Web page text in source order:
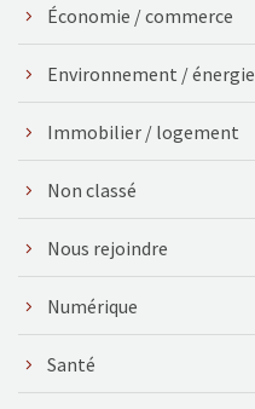
Économie / commerce
Environnement / énergie
Immobilier / logement
Non classé
Nous rejoindre
Numérique
Santé